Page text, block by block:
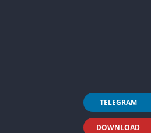
TELEGRAM
DOWNLOAD